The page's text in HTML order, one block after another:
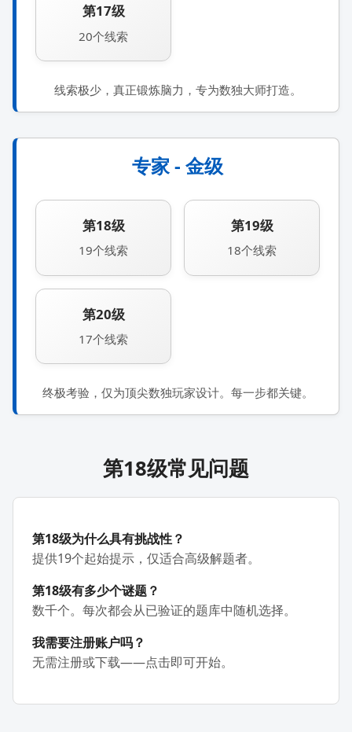
第17级
20个线索
线索极少，真正锻炼脑力，专为数独大师打造。
专家 - 金级
第18级
19个线索
第19级
18个线索
第20级
17个线索
终极考验，仅为顶尖数独玩家设计。每一步都关键。
第18级常见问题
第18级为什么具有挑战性？
提供19个起始提示，仅适合高级解题者。
第18级有多少个谜题？
数千个。每次都会从已验证的题库中随机选择。
我需要注册账户吗？
无需注册或下载——点击即可开始。